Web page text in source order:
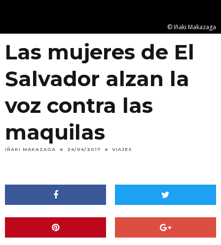
© Iñaki Makazaga
Las mujeres de El
Salvador alzan la
voz contra las
maquilas
IÑAKI MAKAZAGA 24/04/2017 VIAJES